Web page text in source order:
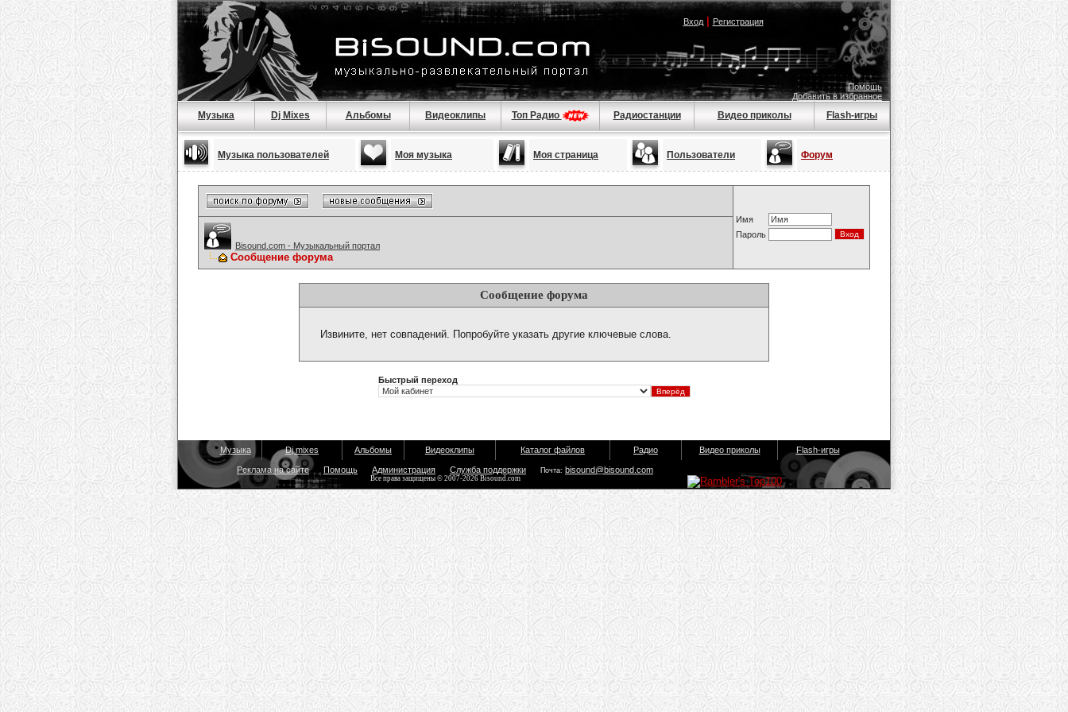
Вход| Регистрация
Помощь
Добавить в избранное
Музыка Dj Mixes Альбомы Видеоклипы Топ Радио Радиостанции Видео приколы Flash-игры
Музыка пользователей Моя музыка Моя страница Пользователи Форум
Имя
Пароль
Bisound.com - Музыкальный портал
Сообщение форума
Сообщение форума
Извините, нет совпадений. Попробуйте указать другие ключевые слова.
Быстрый переход
Музыка Dj mixes Альбомы Видеоклипы Каталог файлов Радио Видео приколы Flash-игры
Реклама на сайте Помощь Администрация Служба поддержки Почта: bisound@bisound.com
Все права защищены © 2007-2026 Bisound.com